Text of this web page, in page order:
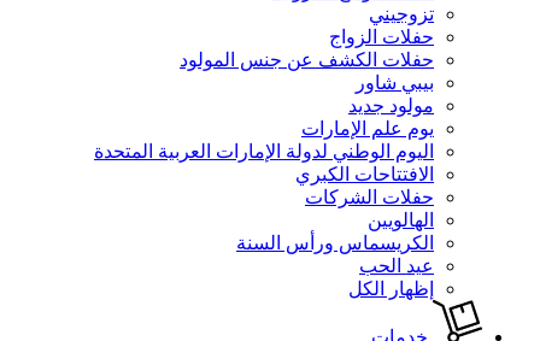
تزوجيني
حفلات الزواج
حفلات الكشف عن جنس المولود
بيبي شاور
مولود جديد
يوم علم الإمارات
اليوم الوطني لدولة الإمارات العربية المتحدة
الافتتاحات الكبري
حفلات الشركات
الهالويين
الكريسماس ورأس السنة
عيد الحب
إظهار الكل
خدمات